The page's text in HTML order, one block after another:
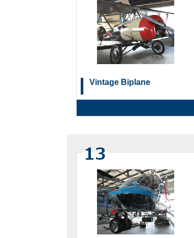
Vintage Biplane